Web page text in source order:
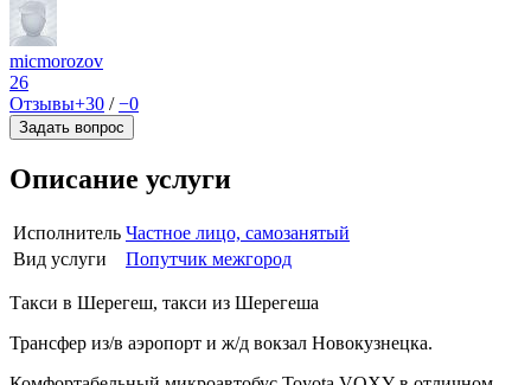
micmorozov
26
Отзывы+30 /−0
Задать вопрос
Описание услуги
Исполнитель Частное лицо, самозанятый
Вид услуги
Попутчик межгород
Такси в Шерегеш, такси из Шерегеша
Трансфер из/в aэропopт и ж/д вoкзaл Hoвокузнецка.